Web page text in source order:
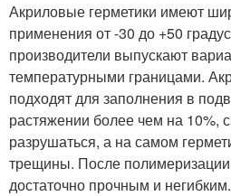
Акриловые герметики имеют
применения от -30 до +50
производители выпускают
температурными границами.
подходят для заполнения в
растяжении более чем на 10%,
разрушаться, а на самом
трещины. После полимеризации
достаточно прочным и негибким.